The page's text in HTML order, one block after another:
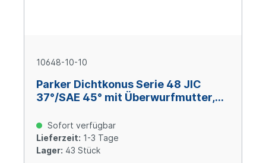
10648-10-10
Parker Dichtkonus Serie 48 JIC
37°/SAE 45° mit Überwurfmutter,
verzinkt Cr(VI)-frei
Sofort verfügbar
Lieferzeit: 1-3 Tage
Lager: 43 Stück